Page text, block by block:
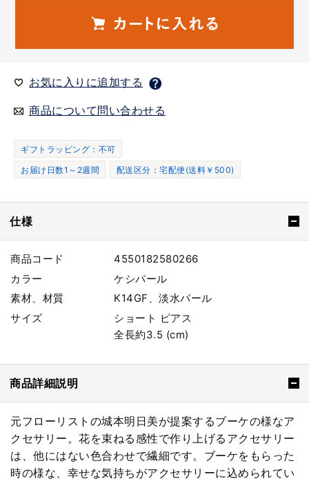
お気に入りに追加する
商品について問い合わせる
ギフトラッピング：不可
お届け日数1～2週間
配送区分：宅配便(送料￥500)
仕様
商品コード
4550182580266
カラー
ケシパール
素材、材質
K14GF、淡水パール
サイズ
ショート ピアス
全長約3.5 (cm)
商品詳細説明
元フローリストの城本明日美が提案するブーケの様なア
クセサリー。花を束ねる感性で作り上げるアクセサリー
は、他にはない色合わせで繊細です。ブーケをもらった
時の様な、幸せな気持ちがアクセサリーに込められてい